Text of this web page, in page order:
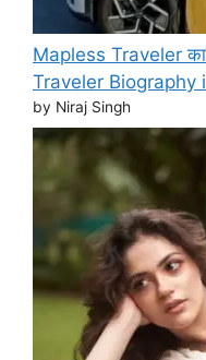
Mapless Traveler का
Traveler Biography
by Niraj Singh